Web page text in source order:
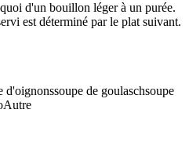
d'un bouillon léger à un purée.
est déterminé par le plat suivant.
d'oignonssoupe de goulaschsoupe
Autre